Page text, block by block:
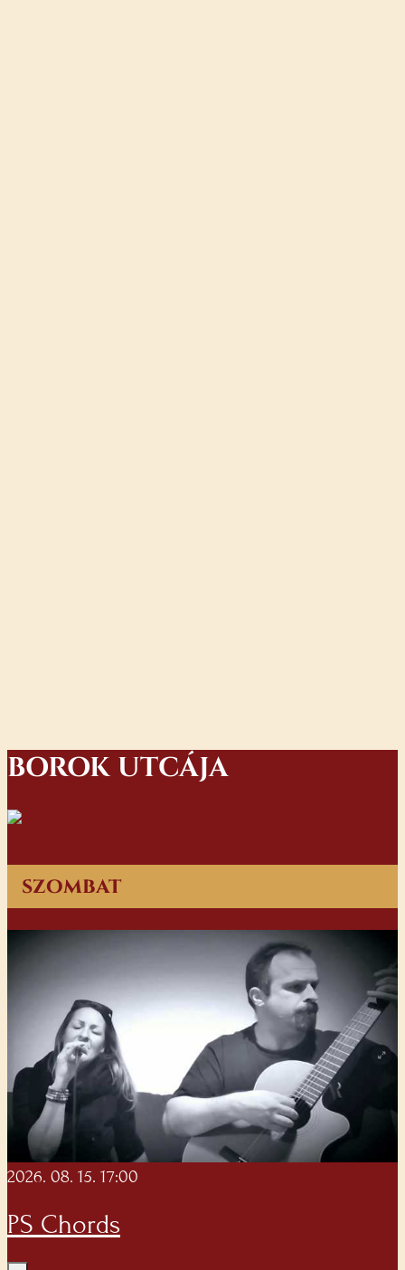
BOROK UTCÁJA
szombat
2026. 08. 15. 17:00
PS Chords